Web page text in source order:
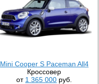
Mini Cooper S Paceman All4
Кроссовер
от 1 365 000 руб.